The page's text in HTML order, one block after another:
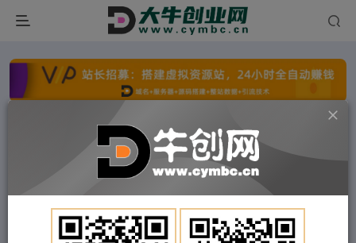
点击开通分站+ 每日收入300+
文字广告火爆招租 文字广告火爆招租
文字广告火爆招租
文字广告火爆招租 文字广告火爆招租